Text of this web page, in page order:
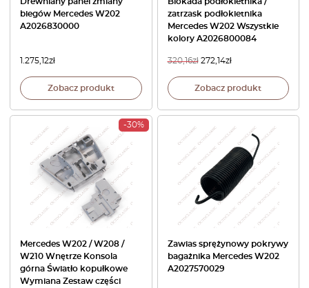
biegów Mercedes W202
A2026830000
1.275,12zł
Zobacz produkt
zatrzask podłokietnika
Mercedes W202 Wszystkie
kolory A2026800084
320,16zł 272,14zł
Zobacz produkt
-30%
Mercedes W202 / W208 /
W210 Wnętrze Konsola
górna Światło kopułkowe
Wymiana Zestaw części
Zawias sprężynowy pokrywy
bagażnika Mercedes W202
A2027570029